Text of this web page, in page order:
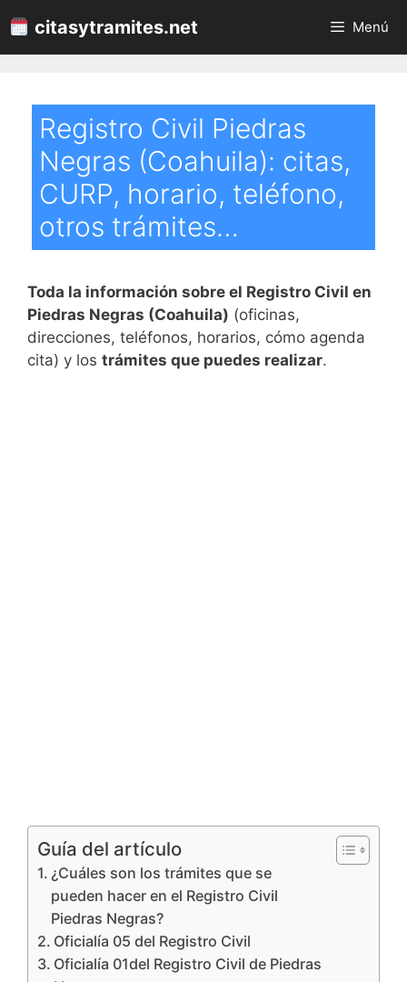
al
contenido
citasytramites.net Menú
Registro Civil Piedras
Negras (Coahuila): citas,
CURP, horario, teléfono,
otros trámites…
Toda la información sobre el Registro Civil en
Piedras Negras (Coahuila) (oficinas,
direcciones, teléfonos, horarios, cómo agenda
cita) y los trámites que puedes realizar.
Guía del artículo
¿Cuáles son los trámites que se
pueden hacer en el Registro Civil
Piedras Negras?
Oficialía 05 del Registro Civil
Oficialía 01del Registro Civil de Piedras